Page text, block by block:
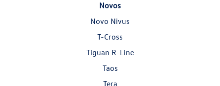
Novos
Novo Nivus
T-Cross
Tiguan R-Line
Taos
Tera